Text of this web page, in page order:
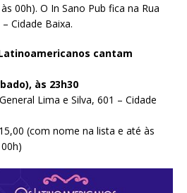
00h). O In Sano Pub fica na Rua
Cidade Baixa.
cantam
às 23h30
Lima e Silva, 601 – Cidade
(com nome na lista e até às